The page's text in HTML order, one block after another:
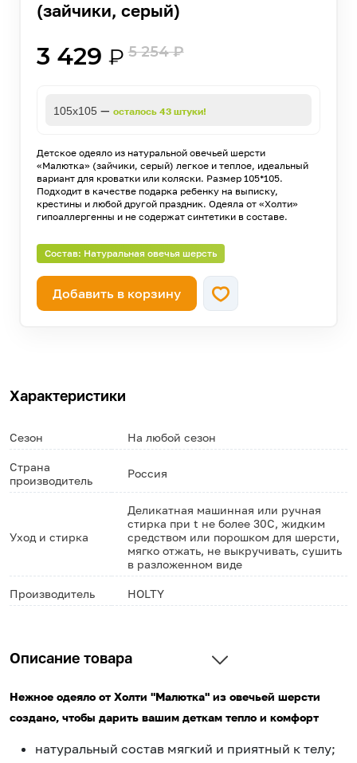
(зайчики, серый)
3 429 ₽ 5 254₽
105х105 — осталось 43 штуки!
Детское одеяло из натуральной овечьей шерсти
«Малютка» (зайчики, серый) легкое и теплое, идеальный
вариант для кроватки или коляски. Размер 105*105.
Подходит в качестве подарка ребенку на выписку,
крестины и любой другой праздник. Одеяла от «Холти»
гипоаллергенны и не содержат синтетики в составе.
Состав: Натуральная овечья шерсть
Добавить в корзину
Характеристики
Сезон На любой сезон
Страна
производитель
Россия
Уход и стирка
Деликатная машинная или ручная
стирка при t не более 30С, жидким
средством или порошком для шерсти,
мягко отжать, не выкручивать, сушить
в разложенном виде
Производитель HOLTY
Описание товара
Нежное одеяло от Холти "Малютка" из овечьей шерсти
создано, чтобы дарить вашим деткам тепло и комфорт
натуральный состав мягкий и приятный к телу;